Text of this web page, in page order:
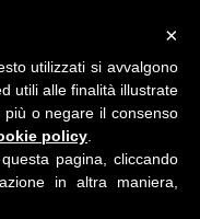
×
utilizzati si avvalgono
utili alle finalità illustrate
o negare il consenso
policy
pagina, cliccando
in altra maniera,